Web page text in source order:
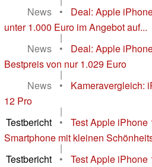
News
•
Deal: Apple
unter 1.000 Euro im Angebot auf...
|
News
•
Deal: Apple
Bestpreis von nur 1.029 Euro
|
News
•
Kameravergleich:
12 Pro
|
Testbericht
•
Test Apple iPhone
Smartphone mit kleinen
|
Testbericht
•
Test Apple